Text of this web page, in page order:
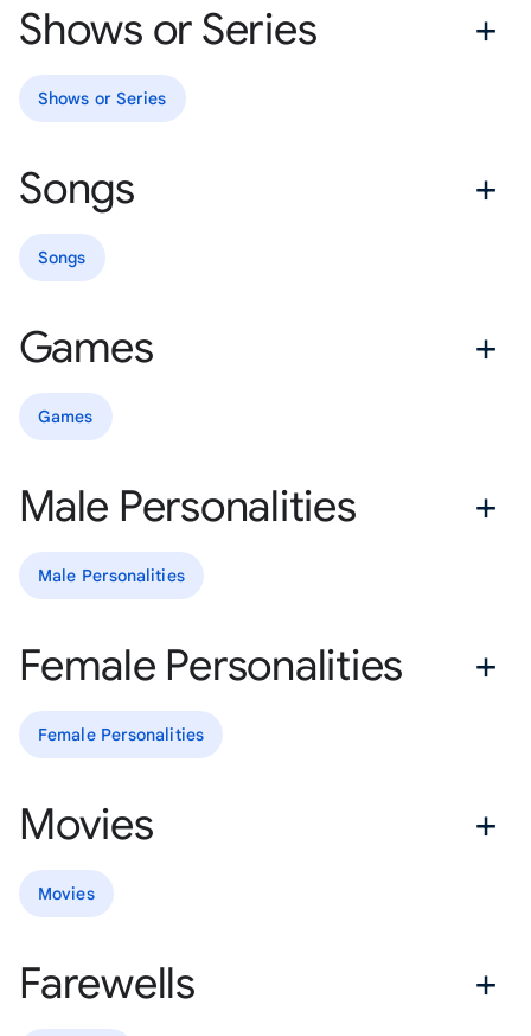
Shows or Series
Shows or Series
Songs
Songs
Games
Games
Male Personalities
Male Personalities
Female Personalities
Female Personalities
Movies
Movies
Farewells